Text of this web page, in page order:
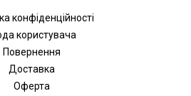
конфіденційності
користувача
Повернення
Доставка
Оферта